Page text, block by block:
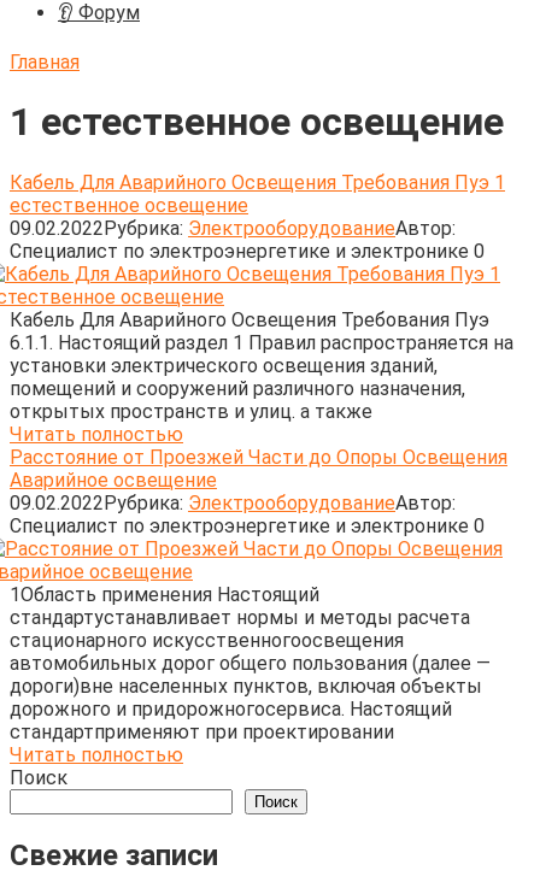
👂 Форум
Главная
1 естественное освещение
Кабель Для Аварийного Освещения Требования Пуэ 1
естественное освещение
09.02.2022Рубрика: ЭлектрооборудованиеАвтор:
Cпециалист по электроэнергетике и электронике 0
Кабель Для Аварийного Освещения Требования Пуэ
6.1.1. Настоящий раздел 1 Правил распространяется на
установки электрического освещения зданий,
помещений и сооружений различного назначения,
открытых пространств и улиц. а также
Читать полностью
Расстояние от Проезжей Части до Опоры Освещения
Аварийное освещение
09.02.2022Рубрика: ЭлектрооборудованиеАвтор:
Cпециалист по электроэнергетике и электронике 0
1Область применения Настоящий
стандартустанавливает нормы и методы расчета
стационарного искусственногоосвещения
автомобильных дорог общего пользования (далее —
дороги)вне населенных пунктов, включая объекты
дорожного и придорожногосервиса. Настоящий
стандартприменяют при проектировании
Читать полностью
Поиск
Поиск
Свежие записи